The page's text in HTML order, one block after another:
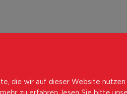
die wir auf dieser Website nutzen
zu erfahren, lesen Sie bitte